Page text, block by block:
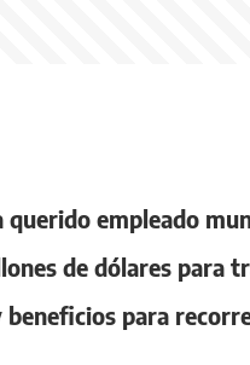
querido empleado
de dólares para
beneficios para